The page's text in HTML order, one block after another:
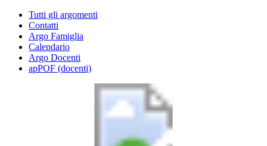
Tutti gli argomenti
Contatti
Argo Famiglia
Calendario
Argo Docenti
apPOF (docenti)